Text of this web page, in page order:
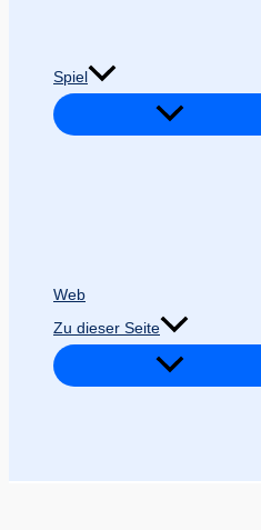
Spiel
Web
Zu dieser Seite